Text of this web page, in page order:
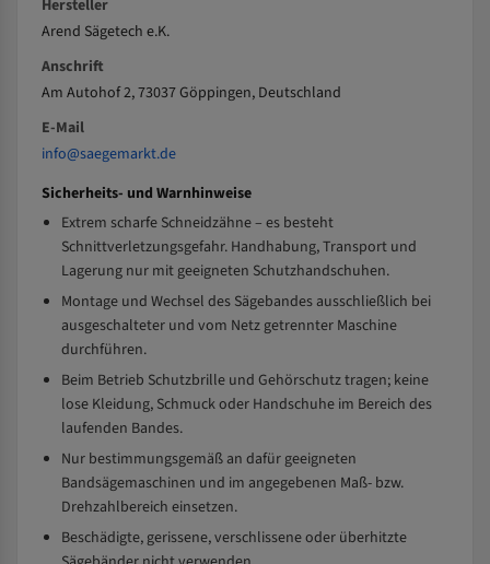
Hersteller
Arend Sägetech e.K.
Anschrift
Am Autohof 2, 73037 Göppingen, Deutschland
E-Mail
info@saegemarkt.de
Sicherheits- und Warnhinweise
Extrem scharfe Schneidzähne – es besteht
Schnittverletzungsgefahr. Handhabung, Transport und
Lagerung nur mit geeigneten Schutzhandschuhen.
Montage und Wechsel des Sägebandes ausschließlich bei
ausgeschalteter und vom Netz getrennter Maschine
durchführen.
Beim Betrieb Schutzbrille und Gehörschutz tragen; keine
lose Kleidung, Schmuck oder Handschuhe im Bereich des
laufenden Bandes.
Nur bestimmungsgemäß an dafür geeigneten
Bandsägemaschinen und im angegebenen Maß- bzw.
Drehzahlbereich einsetzen.
Beschädigte, gerissene, verschlissene oder überhitzte